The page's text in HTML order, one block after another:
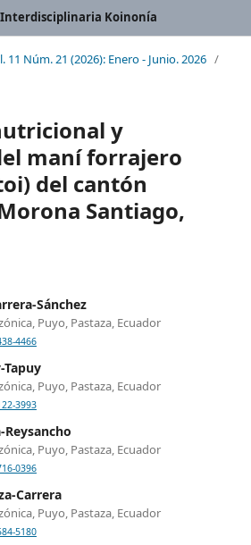
Koinonía
11 Núm. 21 (2026): Enero - Junio. 2026 /
y
maní forrajero
del cantón
Santiago,
Sánchez
Puyo, Pastaza, Ecuador
4466
Puyo, Pastaza, Ecuador
3993
Reysancho
Puyo, Pastaza, Ecuador
0396
Carrera
Puyo, Pastaza, Ecuador
5180